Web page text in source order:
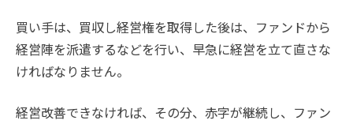
買い手は、買収し経営権を取得した後は、ファンドから
経営陣を派遣するなどを行い、早急に経営を立て直さな
ければなりません。
経営改善できなければ、その分、赤字が継続し、ファン